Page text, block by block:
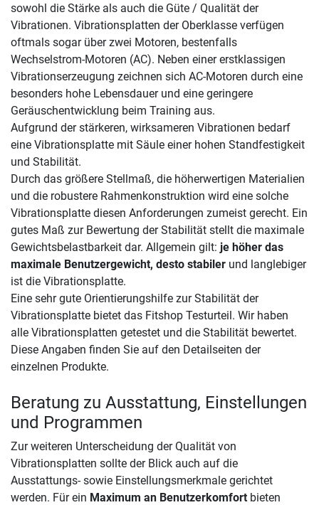
sowohl die Stärke als auch die Güte / Qualität der
Vibrationen. Vibrationsplatten der Oberklasse verfügen
oftmals sogar über zwei Motoren, bestenfalls
Wechselstrom-Motoren (AC). Neben einer erstklassigen
Vibrationserzeugung zeichnen sich AC-Motoren durch eine
besonders hohe Lebensdauer und eine geringere
Geräuschentwicklung beim Training aus.
Aufgrund der stärkeren, wirksameren Vibrationen bedarf
eine Vibrationsplatte mit Säule einer hohen Standfestigkeit
und Stabilität.
Durch das größere Stellmaß, die höherwertigen Materialien
und die robustere Rahmenkonstruktion wird eine solche
Vibrationsplatte diesen Anforderungen zumeist gerecht. Ein
gutes Maß zur Bewertung der Stabilität stellt die maximale
Gewichtsbelastbarkeit dar. Allgemein gilt: je höher das
maximale Benutzergewicht, desto stabiler und langlebiger
ist die Vibrationsplatte.
Eine sehr gute Orientierungshilfe zur Stabilität der
Vibrationsplatte bietet das Fitshop Testurteil. Wir haben
alle Vibrationsplatten getestet und die Stabilität bewertet.
Diese Angaben finden Sie auf den Detailseiten der
einzelnen Produkte.
Beratung zu Ausstattung, Einstellungen
und Programmen
Zur weiteren Unterscheidung der Qualität von
Vibrationsplatten sollte der Blick auch auf die
Ausstattungs- sowie Einstellungsmerkmale gerichtet
werden. Für ein Maximum an Benutzerkomfort bieten